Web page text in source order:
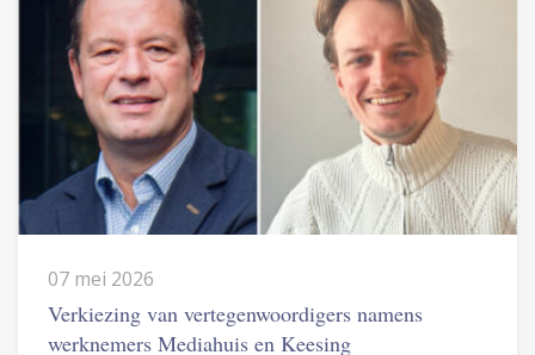
07 mei 2026
Verkiezing van vertegenwoordigers namens
werknemers Mediahuis en Keesing